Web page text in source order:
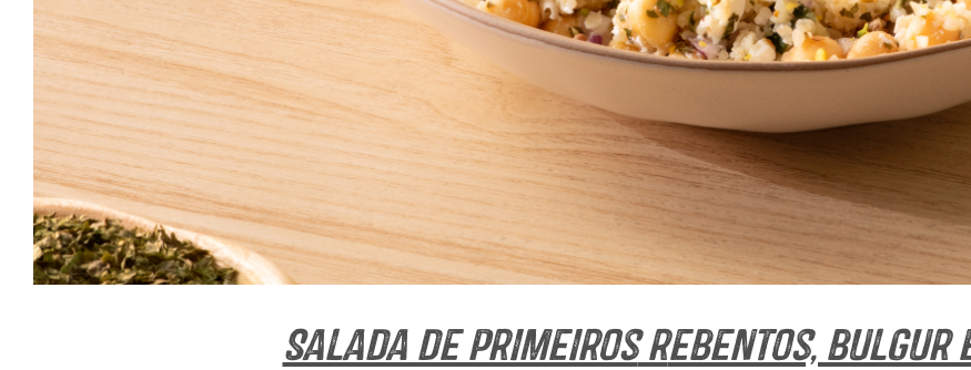
Salada de primeirosrebentos, bulgur